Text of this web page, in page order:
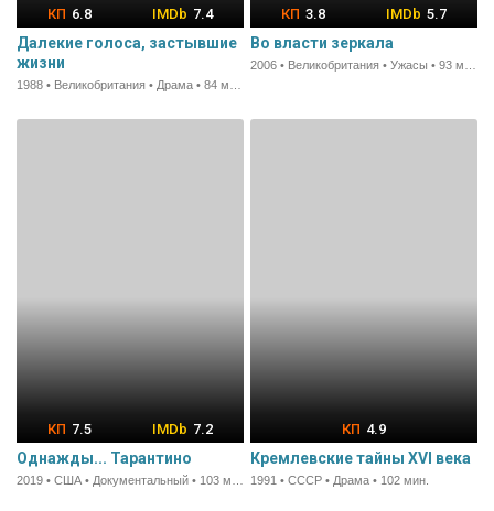
6.8 7.4
Далекие голоса, застывшие
жизни
3.8 5.7
Во власти зеркала
7.5 7.2
Однажды... Тарантино
2019 • США • Документальный • 103 мин.
4.9
Кремлевские тайны XVI века
1991 • СССР • Драма • 102 мин.